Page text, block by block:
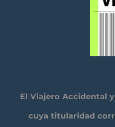
El Viajero Accidental
cuya titularidad